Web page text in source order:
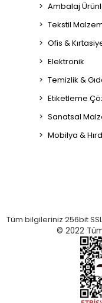
Ambalaj
Tekstil
Ofis &
Elektronik
Temizlik &
Etiketleme
Sanatsal
Mobilya &
Tüm bilgileriniz 256bit
© 2022